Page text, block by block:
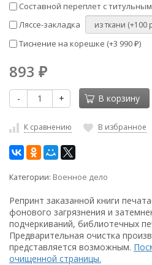
Составной переплет с
Ляссе-закладка
Тиснение на корешке (+3 990 ₽)
893 ₽
- + В корзину
К сравнению В избранное
Категории: Военное дело
Репринт заказанной книги
фонового загрязнения и
подчеркиваний, библиотечных
Предварительная очистка
представляется возможным.
очищенной страницы.